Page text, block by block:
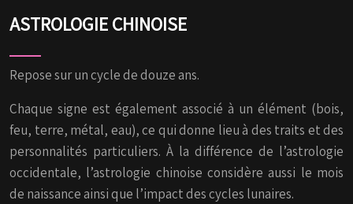
ASTROLOGIE CHINOISE
Repose sur un cycle de douze ans.
Chaque signe est également associé à un élément (bois,
feu, terre, métal, eau), ce qui donne lieu à des traits et des
personnalités particuliers. À la différence de l’astrologie
occidentale, l’astrologie chinoise considère aussi le mois
de naissance ainsi que l’impact des cycles lunaires.